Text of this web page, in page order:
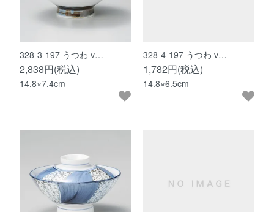
328-3-197 うつわ v…
2,838円(税込)
14.8×7.4cm
328-4-197 うつわ v…
1,782円(税込)
14.8×6.5cm